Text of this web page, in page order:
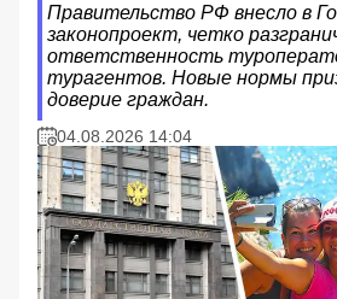
Правительство РФ внесло в
законопроект, четко
ответственность
турагентов. Новые нормы
доверие граждан.
04.08.2026 14:04